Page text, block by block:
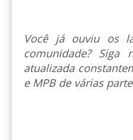
Você já ouviu os
comunidade? Siga
atualizada
e MPB de várias